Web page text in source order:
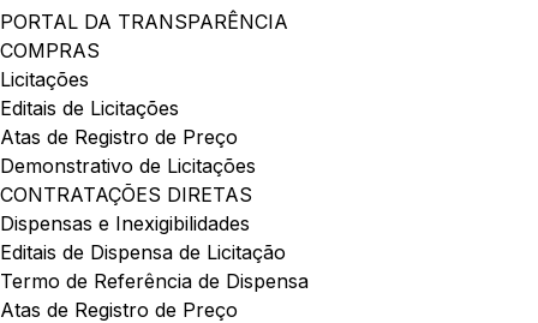
PORTAL DA TRANSPARÊNCIA
COMPRAS
Licitações
Editais de Licitações
Atas de Registro de Preço
Demonstrativo de Licitações
CONTRATAÇÕES DIRETAS
Dispensas e Inexigibilidades
Editais de Dispensa de Licitação
Termo de Referência de Dispensa
Atas de Registro de Preço